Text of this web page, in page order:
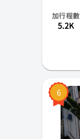
加行程數
5.2K
6